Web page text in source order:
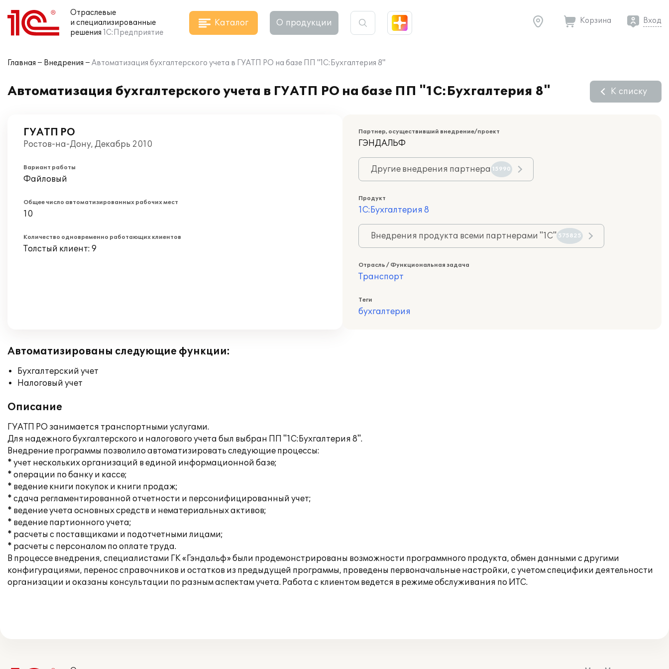
Отраслевые
и специализированные
решения 1С:Предприятие
Каталог О продукции Корзина Вход
Главная Внедрения Автоматизация бухгалтерского учета в ГУАТП РО на базе ПП "1С:Бухгалтерия 8"
Автоматизация бухгалтерского учета в ГУАТП РО на базе ПП "1С:Бухгалтерия 8" К списку
ГУАТП РО
Ростов-на-Дону, Декабрь 2010
Вариант работы
Файловый
Общее число автоматизированных рабочих мест
10
Количество одновременно работающих клиентов
Толстый клиент: 9
Партнер, осуществивший внедрение/проект
ГЭНДАЛЬФ
Другие внедрения партнера 15990
Продукт
1С:Бухгалтерия 8
Внедрения продукта всеми партнерами "1С" 575825
Отрасль / Функциональная задача
Транспорт
Теги
бухгалтерия
Автоматизированы следующие функции:
Бухгалтерский учет
Налоговый учет
Описание
ГУАТП РО занимается транспортными услугами.
Для надежного бухгалтерского и налогового учета был выбран ПП "1С:Бухгалтерия 8".
Внедрение программы позволило автоматизировать следующие процессы:
* учет нескольких организаций в единой информационной базе;
* операции по банку и кассе;
* ведение книги покупок и книги продаж;
* сдача регламентированной отчетности и персонифицированный учет;
* ведение учета основных средств и нематериальных активов;
* ведение партионного учета;
* расчеты с поставщиками и подотчетными лицами;
* расчеты с персоналом по оплате труда.
В процессе внедрения, специалистами ГК «Гэндальф» были продемонстрированы возможности программного продукта, обмен данными с другими
конфигурациями, перенос справочников и остатков из предыдущей программы, проведены первоначальные настройки, с учетом специфики деятельности
организации и оказаны консультации по разным аспектам учета. Работа с клиентом ведется в режиме обслуживания по ИТС.